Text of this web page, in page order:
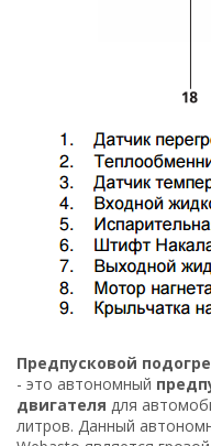
Предпусковой
- это автономный
двигателя для
литров. Данный